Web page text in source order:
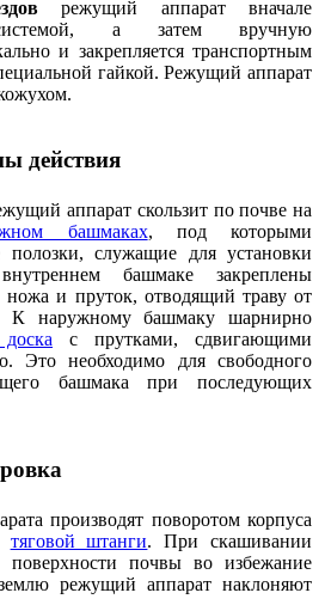
режущий аппарат вначале
а затем вручную
и закрепляется транспортным
гайкой. Режущий аппарат
действия
аппарат скользит по почве на
башмаках, под которыми
полозки, служащие для установки
башмаке закреплены
и пруток, отводящий траву от
К наружному башмаку шарнирно
с прутками, сдвигающими
Это необходимо для свободного
башмака при последующих
производят поворотом корпуса
тяговой штанги. При скашивании
поверхности почвы во избежание
режущий аппарат наклоняют